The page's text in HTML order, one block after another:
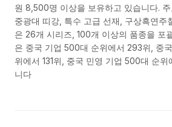
원 8,500명 이상을 보유하고 있습니다.
중광대 띠강, 특수 고급 선재, 구상흑연주
은 26개 시리즈, 100개 이상의 품종을 포
은 중국 기업 500대 순위에서 293위, 중
위에서 131위, 중국 민영 기업 500대 순
니다